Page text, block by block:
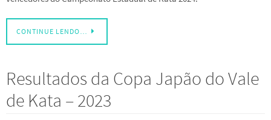
CONTINUE LENDO…
Resultados da Copa Japão do Vale
de Kata – 2023